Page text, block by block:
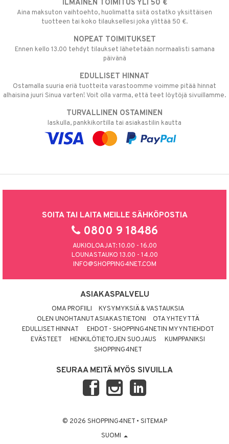
ILMAINEN TOIMITUS YLI 50 €
Aina maksuton vaihtoehto, huolimatta siitä ostatko yksittäisen
tuotteen tai koko tilauksellesi joka ylittää 50 €.
NOPEAT TOIMITUKSET
Ennen kello 13.00 tehdyt tilaukset lähetetään normaalisti samana
päivänä
EDULLISET HINNAT
Ostamalla suuria eriä tuotteita varastoomme voimme pitää hinnat
alhaisina juuri Sinua varten! Voit olla varma, että teet löytöjä sivuillamme.
TURVALLINEN OSTAMINEN
laskulla, pankkikortilla tai asiakastilin kautta
SOITA TAI LAITA MEILLE SÄHKÖPOSTIA
0800 9 18486
AUKIOLOAJAT: 10.00 - 16.00
LOUNASTAUKO 13.00 - 14.00
INFO@SHOPPING4NET.COM
ASIAKASPALVELU
OMA PROFIILI
KYSYMYKSIÄ & VASTAUKSIA
OLEN UNOHTANUT ASIAKASTIETONI
OTA YHTEYTTÄ
EDULLISET HINNAT
EHDOT - SHOPPING4NETIN MYYNTIEHDOT
EVÄSTEET
HENKILÖTIETOJEN SUOJAUS
KUMPPANIKSI
SHOPPING4NET
SEURAA MEITÄ MYÖS SIVUILLA
© 2026 SHOPPING4NET • SITEMAP
SUOMI